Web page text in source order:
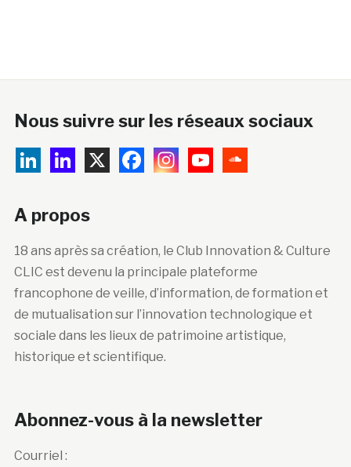
Nous suivre sur les réseaux sociaux
A propos
18 ans après sa création, le Club Innovation & Culture
CLIC est devenu la principale plateforme
francophone de veille, d’information, de formation et
de mutualisation sur l’innovation technologique et
sociale dans les lieux de patrimoine artistique,
historique et scientifique.
Abonnez-vous à la newsletter
Courriel :